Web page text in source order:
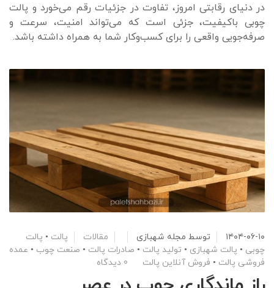
در دنیای رقابتی امروز، تفاوت در جزئیات رقم می‌خورد و پالت
چوبی باکیفیت، جزئی است که می‌تواند امنیت، سرعت و
صرفه‌جویی واقعی را برای کسب‌وکار شما به همراه داشته باشد.
۱۴۰۴-۰۶-۱۰ توسط مجله شهبازی مقالات پالت • پالت
چوبی • پالت شهبازی • تولید پالت • صادرات پالت • صنعت چوب • عمده
فروشی پالت • فروش آنلاین پالت 0 دیدگاه